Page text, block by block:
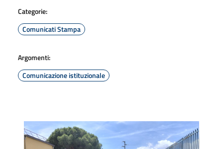
Categorie:
Comunicati Stampa
Argomenti:
Comunicazione istituzionale